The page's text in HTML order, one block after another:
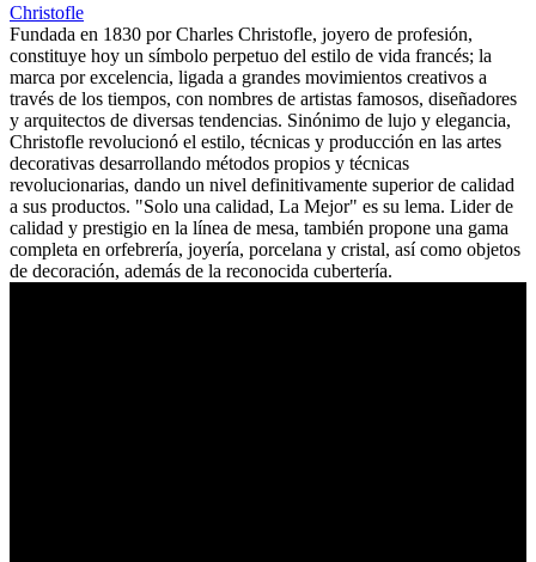
Christofle
Fundada en 1830 por Charles Christofle, joyero de profesión,
constituye hoy un símbolo perpetuo del estilo de vida francés; la
marca por excelencia, ligada a grandes movimientos creativos a
través de los tiempos, con nombres de artistas famosos, diseñadores
y arquitectos de diversas tendencias. Sinónimo de lujo y elegancia,
Christofle revolucionó el estilo, técnicas y producción en las artes
decorativas desarrollando métodos propios y técnicas
revolucionarias, dando un nivel definitivamente superior de calidad
a sus productos. "Solo una calidad, La Mejor" es su lema. Lider de
calidad y prestigio en la línea de mesa, también propone una gama
completa en orfebrería, joyería, porcelana y cristal, así como objetos
de decoración, además de la reconocida cubertería.